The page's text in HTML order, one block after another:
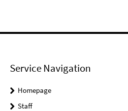
Service Navigation
Homepage
Staff